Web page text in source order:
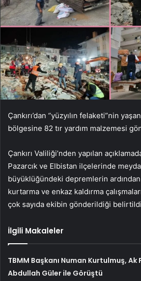
Çankırı’dan “yüzyılın felaketi”nin
bölgesine 82 tır yardım malzemesi
Çankırı Valiliği’nden yapılan
Pazarcık ve Elbistan ilçelerinde
büyüklüğündeki depremlerin
kurtarma ve enkaz kaldırma
çok sayıda ekibin gönderildiği
İlgili Makaleler
TBMM Başkanı Numan Kurtulmuş, Ak
Abdullah Güler ile Görüştü